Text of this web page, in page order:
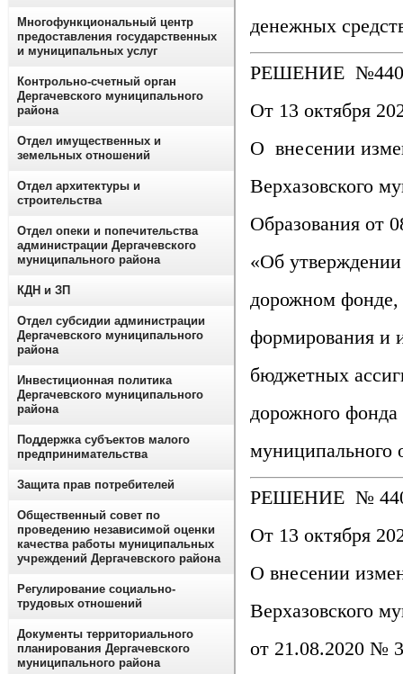
денежных
РЕШЕНИЕ
От 13 октября
О внесении
Верхазовского
Образования от
«Об
дорожном фонде,
формирования и
бюджетных
дорожного фонда
РЕШЕНИЕ №
От 13 октября
О внесении
Верхазовского
от 21.08.2020 №
Многофункциональный центр
предоставления государственных
и муниципальных услуг
Контрольно-счетный орган
Дергачевского муниципального
района
Отдел имущественных и
земельных отношений
Отдел архитектуры и
строительства
Отдел опеки и попечительства
администрации Дергачевского
муниципального района
КДН и ЗП
Отдел субсидии администрации
Дергачевского муниципального
района
Инвестиционная политика
Дергачевского муниципального
района
Поддержка субъектов малого
предпринимательства
Защита прав потребителей
Общественный совет по
проведению независимой оценки
качества работы муниципальных
учреждений Дергачевского района
Регулирование социально-
трудовых отношений
Документы территориального
планирования Дергачевского
муниципального района